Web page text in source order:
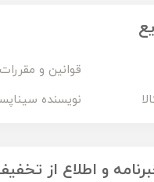
قوانین و مقررات
نویسنده
و اطلاع از